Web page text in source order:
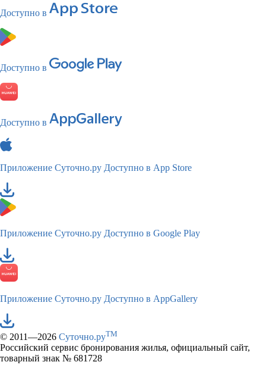
Доступно в
Доступно в
Доступно в
Приложение Суточно.ру Доступно в App Store
Приложение Суточно.ру Доступно в Google Play
Приложение Суточно.ру Доступно в AppGallery
© 2011—2026 Суточно.руTM
Российский сервис бронирования жилья, официальный сайт,
товарный знак № 681728